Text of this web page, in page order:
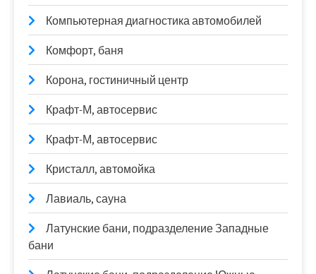
Компьютерная диагностика автомобилей
Комфорт, баня
Корона, гостиничный центр
Крафт-М, автосервис
Крафт-М, автосервис
Кристалл, автомойка
Лавиаль, сауна
Латунские бани, подразделение Западные
бани